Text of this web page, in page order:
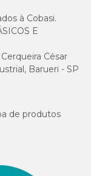
à Cobasi.
E
César
Barueri - SP
de produtos